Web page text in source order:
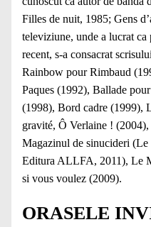
Filles de nuit, 1985; Gens
televiziune, unde a lucrat
recent, s-a consacrat
Rainbow pour Rimbaud
Paques (1992), Ballade
(1998), Bord cadre (1999),
gravité, Ô Verlaine !
Magazinul de sinucideri (Le
Editura ALLFA, 2011), Le
si vous voulez (2009).
ORASELE